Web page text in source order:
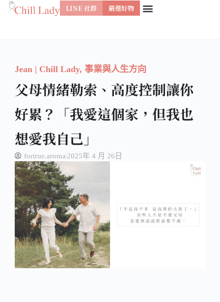
跳
容
LINE 社群 嚴選好物
Jean | Chill Lady, 事業與人生方向
父母情緒勒索、高度控制讓你
好累？「我愛這個家，但我也
想愛我自己」
fortrue.aroma 2025年 4 月 26日